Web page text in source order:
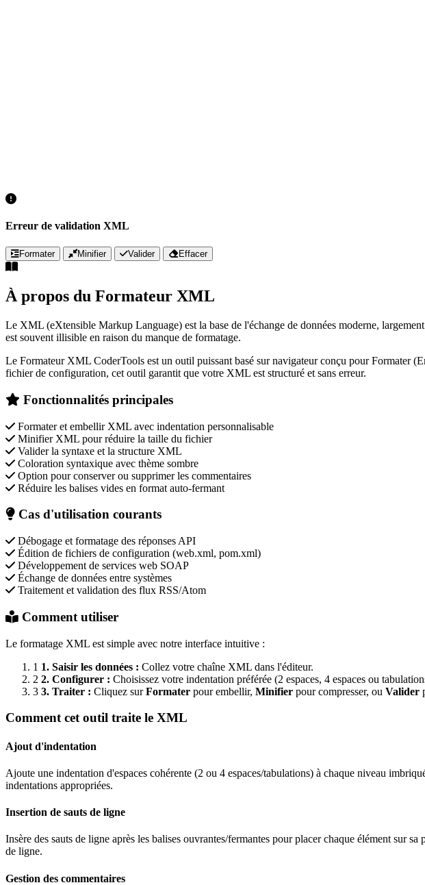
Erreur de validation XML
Formater Minifier Valider Effacer
À propos du Formateur XML
Le XML (eXtensible Markup Language) est la base de l'échange de données moderne,
est souvent illisible en raison du manque de formatage.
Le Formateur XML CoderTools est un outil puissant basé sur navigateur conçu pour
fichier de configuration, cet outil garantit que votre XML est structuré et sans erreur.
Fonctionnalités principales
Formater et embellir XML avec indentation personnalisable
Minifier XML pour réduire la taille du fichier
Valider la syntaxe et la structure XML
Coloration syntaxique avec thème sombre
Option pour conserver ou supprimer les commentaires
Réduire les balises vides en format auto-fermant
Cas d'utilisation courants
Débogage et formatage des réponses API
Édition de fichiers de configuration (web.xml, pom.xml)
Développement de services web SOAP
Échange de données entre systèmes
Traitement et validation des flux RSS/Atom
Comment utiliser
Le formatage XML est simple avec notre interface intuitive :
1 1. Saisir les données : Collez votre chaîne XML dans l'éditeur.
2 2. Configurer : Choisissez votre indentation préférée (2 espaces, 4 espaces ou
3 3. Traiter : Cliquez surFormater pour embellir, Minifier pour compresser, ou Valider
Comment cet outil traite le XML
Ajout d'indentation
Ajoute une indentation d'espaces cohérente (2 ou 4 espaces/tabulations) à chaque niveau
indentations appropriées.
Insertion de sauts de ligne
Insère des sauts de ligne après les balises ouvrantes/fermantes pour placer chaque élément
de ligne.
Gestion des commentaires